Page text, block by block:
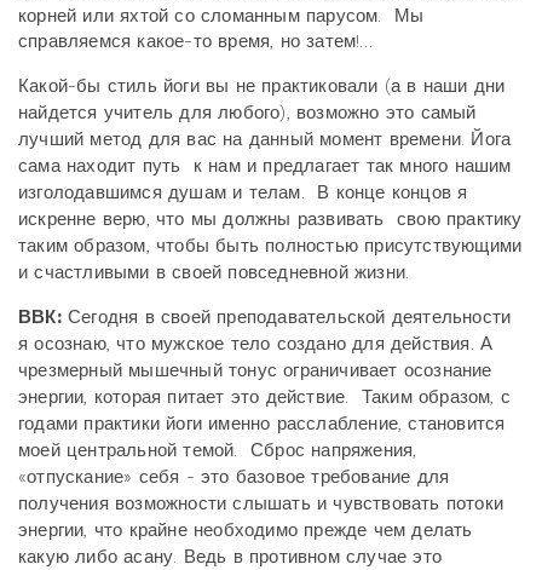
корней или яхтой со сломанным парусом. Мы
справляемся какое-то время, но затем!…
Какой-бы стиль йоги вы не практиковали (а в наши дни
найдется учитель для любого), возможно это самый
лучший метод для вас на данный момент времени. Йога
сама находит путь к нам и предлагает так много нашим
изголодавшимся душам и телам. В конце концов я
искренне верю, что мы должны развивать свою практику
таким образом, чтобы быть полностью присутствующими
и счастливыми в своей повседневной жизни.
ВВК:Сегодня в своей преподавательской деятельности
я осознаю, что мужское тело создано для действия. А
чрезмерный мышечный тонус ограничивает осознание
энергии, которая питает это действие. Таким образом, с
годами практики йоги именно расслабление, становится
моей центральной темой. Сброс напряжения,
«отпускание» себя - это базовое требование для
получения возможности слышать и чувствовать потоки
энергии, что крайне необходимо прежде чем делать
какую либо асану. Ведь в противном случае это